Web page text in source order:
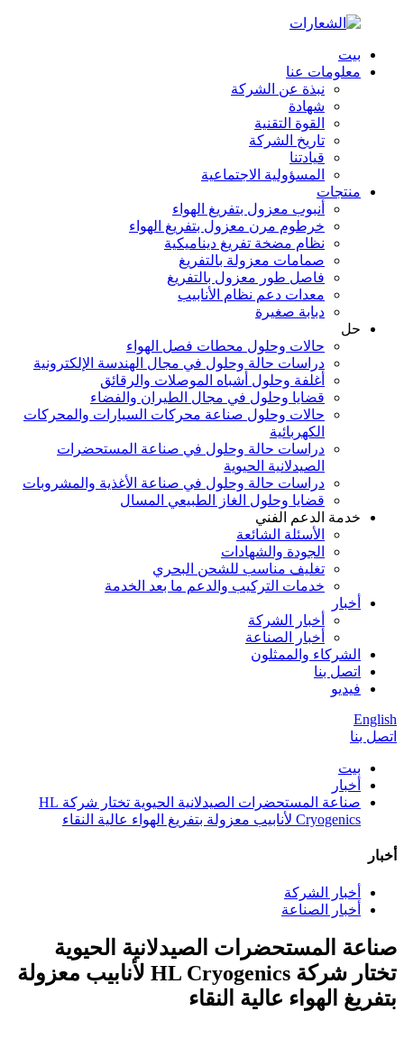
بيت
معلومات عنا
نبذة عن الشركة
شهادة
القوة التقنية
تاريخ الشركة
قيادتنا
المسؤولية الاجتماعية
منتجات
أنبوب معزول بتفريغ الهواء
خرطوم مرن معزول بتفريغ الهواء
نظام مضخة تفريغ ديناميكية
صمامات معزولة بالتفريغ
فاصل طور معزول بالتفريغ
معدات دعم نظام الأنابيب
دبابة صغيرة
حل
حالات وحلول محطات فصل الهواء
دراسات حالة وحلول في مجال الهندسة الإلكترونية
أغلفة وحلول أشباه الموصلات والرقائق
قضايا وحلول في مجال الطيران والفضاء
حالات وحلول صناعة محركات السيارات والمحركات
الكهربائية
دراسات حالة وحلول في صناعة المستحضرات
الصيدلانية الحيوية
دراسات حالة وحلول في صناعة الأغذية والمشروبات
قضايا وحلول الغاز الطبيعي المسال
خدمة الدعم الفني
الأسئلة الشائعة
الجودة والشهادات
تغليف مناسب للشحن البحري
خدمات التركيب والدعم ما بعد الخدمة
أخبار
أخبار الشركة
أخبار الصناعة
الشركاء والممثلون
اتصل بنا
فيديو
English
اتصل بنا
بيت
أخبار
صناعة المستحضرات الصيدلانية الحيوية تختار شركة HL
Cryogenics لأنابيب معزولة بتفريغ الهواء عالية النقاء
أخبار
أخبار الشركة
أخبار الصناعة
صناعة المستحضرات الصيدلانية الحيوية
تختار شركة HL Cryogenics لأنابيب معزولة
بتفريغ الهواء عالية النقاء